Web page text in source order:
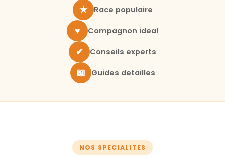
★ Race populaire
♥ Compagnon ideal
✔ Conseils experts
📖 Guides detailles
NOS SPECIALITES